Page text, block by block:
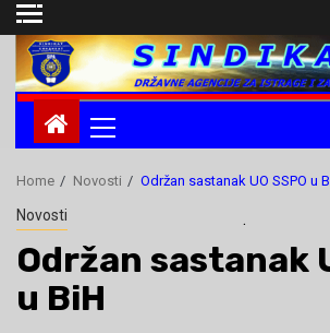
Skip
to
content
.
Menu
Home Novosti Održan sastanak UO SSPO u
Novosti
Održan sastanak
u BiH